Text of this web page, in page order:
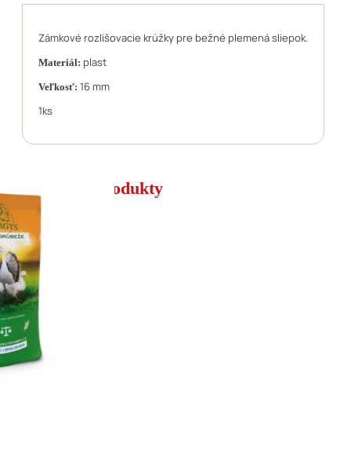
Zámkové rozlišovacie krúžky pre bežné plemená sliepok.
Materiál: plast
Veľkosť: 16 mm
1ks
Súvisiace produkty